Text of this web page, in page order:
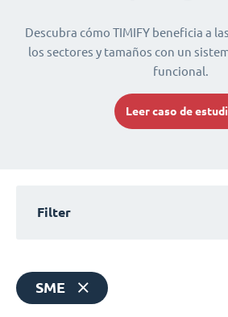
Descubra cómo TIMIFY beneficia a
los sectores y tamaños con un
funcional.
Leer caso de
Filter
SME